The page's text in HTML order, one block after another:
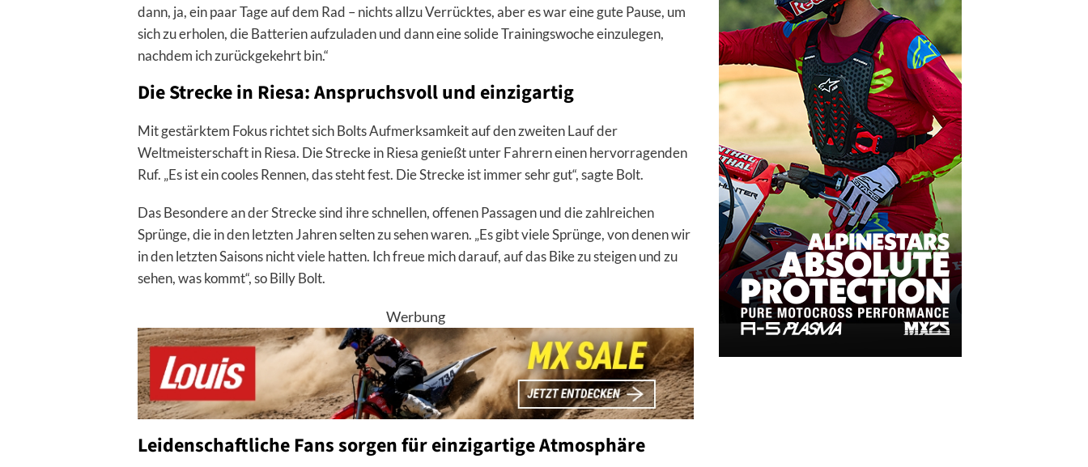
dann, ja, ein paar Tage auf dem Rad – nichts allzu Verrücktes, aber es war eine gute Pause, um
sich zu erholen, die Batterien aufzuladen und dann eine solide Trainingswoche einzulegen,
nachdem ich zurückgekehrt bin.“
Die Strecke in Riesa: Anspruchsvoll und einzigartig
Mit gestärktem Fokus richtet sich Bolts Aufmerksamkeit auf den zweiten Lauf der
Weltmeisterschaft in Riesa. Die Strecke in Riesa genießt unter Fahrern einen hervorragenden
Ruf. „Es ist ein cooles Rennen, das steht fest. Die Strecke ist immer sehr gut“, sagte Bolt.
Das Besondere an der Strecke sind ihre schnellen, offenen Passagen und die zahlreichen
Sprünge, die in den letzten Jahren selten zu sehen waren. „Es gibt viele Sprünge, von denen wir
in den letzten Saisons nicht viele hatten. Ich freue mich darauf, auf das Bike zu steigen und zu
sehen, was kommt“, so Billy Bolt.
Werbung
Leidenschaftliche Fans sorgen für einzigartige Atmosphäre